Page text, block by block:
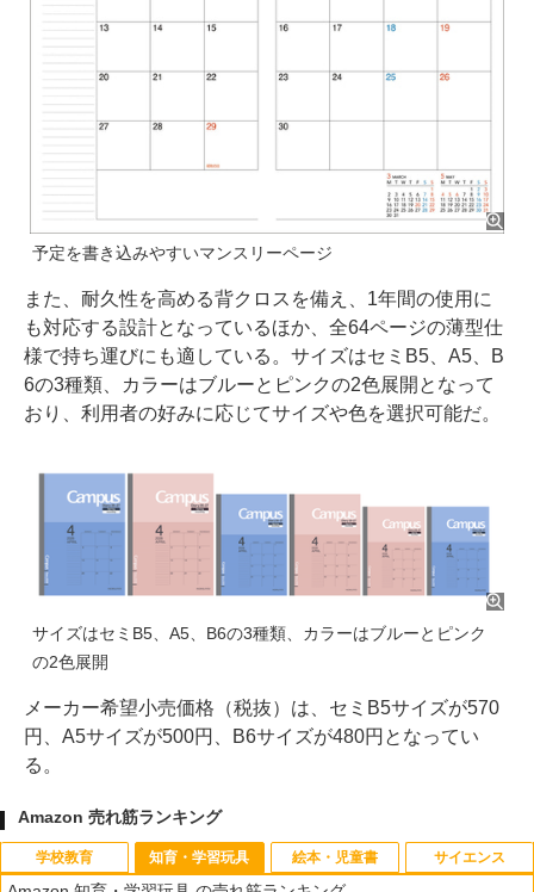
予定を書き込みやすいマンスリーページ
また、耐久性を高める背クロスを備え、1年間の使用に
も対応する設計となっているほか、全64ページの薄型仕
様で持ち運びにも適している。サイズはセミB5、A5、B
6の3種類、カラーはブルーとピンクの2色展開となって
おり、利用者の好みに応じてサイズや色を選択可能だ。
サイズはセミB5、A5、B6の3種類、カラーはブルーとピンク
の2色展開
メーカー希望小売価格（税抜）は、セミB5サイズが570
円、A5サイズが500円、B6サイズが480円となってい
る。
Amazon 売れ筋ランキング
学校教育 知育・学習玩具 絵本・児童書 サイエンス